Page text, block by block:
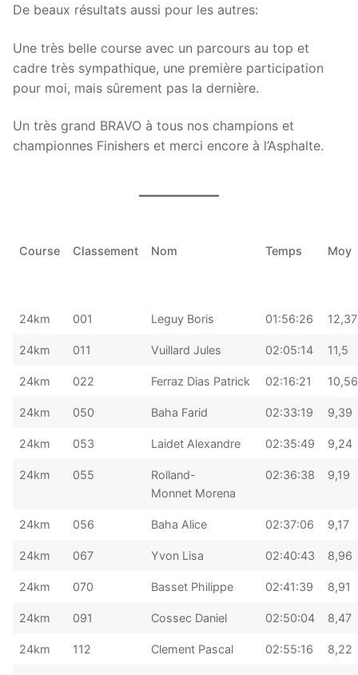
De beaux résultats aussi pour les autres:
Une très belle course avec un parcours au top et
cadre très sympathique, une première participation
pour moi, mais sûrement pas la dernière.
Un très grand BRAVO à tous nos champions et
championnes Finishers et merci encore à l’Asphalte.
Course Classement Nom Temps Moy
24km 001 Leguy Boris 01:56:26 12,37
24km 011 Vuillard Jules 02:05:14 11,5
24km 022 Ferraz Dias Patrick 02:16:21 10,56
24km 050 Baha Farid 02:33:19 9,39
24km 053 Laidet Alexandre 02:35:49 9,24
24km 055
Rolland-
Monnet Morena
02:36:38 9,19
24km 056 Baha Alice 02:37:06 9,17
24km 067 Yvon Lisa 02:40:43 8,96
24km 070 Basset Philippe 02:41:39 8,91
24km 091 Cossec Daniel 02:50:04 8,47
24km 112 Clement Pascal 02:55:16 8,22